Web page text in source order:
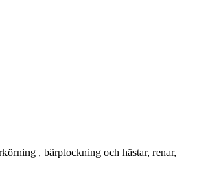
, bärplockning och hästar, renar,